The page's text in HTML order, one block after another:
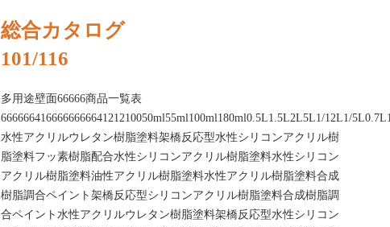
総合カタログ
101/116
多用途壁面66666商品一覧表
666666416666666664121210050ml55ml100ml180ml0.5L1.5L2L5L1/12L1/
水性アクリルウレタン樹脂塗料架橋反応型水性シリコンアクリル樹
脂塗料フッ素樹脂配合水性シリコンアクリル樹脂塗料水性シリコン
アクリル樹脂塗料油性アクリル樹脂塗料水性アクリル樹脂塗料合成
樹脂調合ペイント架橋反応型シリコンアクリル樹脂塗料合成樹脂調
合ペイント水性アクリルウレタン樹脂塗料架橋反応型水性シリコン